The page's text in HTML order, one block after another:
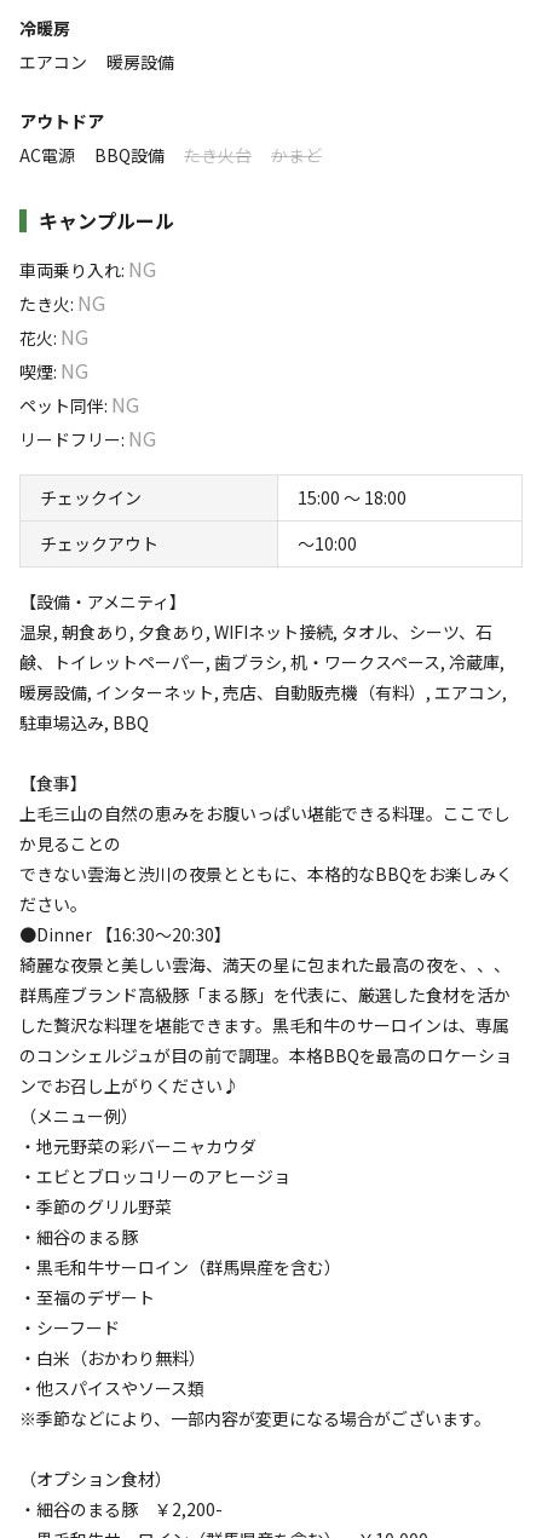
冷暖房
エアコン
暖房設備
アウトドア
AC電源
BBQ設備 たき火台 かまど
キャンプルール
車両乗り入れ: NG
たき火: NG
花火: NG
喫煙: NG
ペット同伴: NG
リードフリー: NG
チェックイン
15:00 〜 18:00
チェックアウト
〜10:00
【設備・アメニティ】
温泉, 朝食あり, 夕食あり, WIFIネット接続, タオル、シーツ、石
鹸、トイレットペーパー, 歯ブラシ, 机・ワークスペース, 冷蔵庫,
暖房設備, インターネット, 売店、自動販売機（有料）, エアコン,
駐車場込み, BBQ
【食事】
上毛三山の自然の恵みをお腹いっぱい堪能できる料理。ここでし
か見ることの
できない雲海と渋川の夜景とともに、本格的なBBQをお楽しみく
ださい。
●Dinner 【16:30～20:30】
綺麗な夜景と美しい雲海、満天の星に包まれた最高の夜を、、、
群馬産ブランド高級豚「まる豚」を代表に、厳選した食材を活か
した贅沢な料理を堪能できます。黒毛和牛のサーロインは、専属
のコンシェルジュが目の前で調理。本格BBQを最高のロケーショ
ンでお召し上がりください♪
（メニュー例）
・地元野菜の彩バーニャカウダ
・エビとブロッコリーのアヒージョ
・季節のグリル野菜
・細谷のまる豚
・黒毛和牛サーロイン（群馬県産を含む）
・至福のデザート
・シーフード
・白米（おかわり無料）
・他スパイスやソース類
※季節などにより、一部内容が変更になる場合がございます。
（オプション食材）
・細谷のまる豚 ￥2,200-
その昔、相模国の足柄山・箱根山以東を坂東（ばんどう）
と呼んでいました。
きました。
「ばんどうのゆ」は、その坂東太郎の流れを見下ろす高台
源泉から見渡せば、赤城山・榛名山・妙義山の上毛三山、
灯。
美しい眺望と上質な温泉に身も心も癒されて、ちょっとい
い時間が流れています
10 %
#初心者歓迎 #カップルにおすすめ #
#夜景 #レンタルあり
キャンペーン
利用タイプ
宿泊 日帰り
チェックイン
利用人数
検索対象
検索
宿泊施設（5件）
①♪料金リニューアル♪《2食付》ラグジュ
アリーLargeテント【定員～6名様】
定員: 6名 面積: 40m²